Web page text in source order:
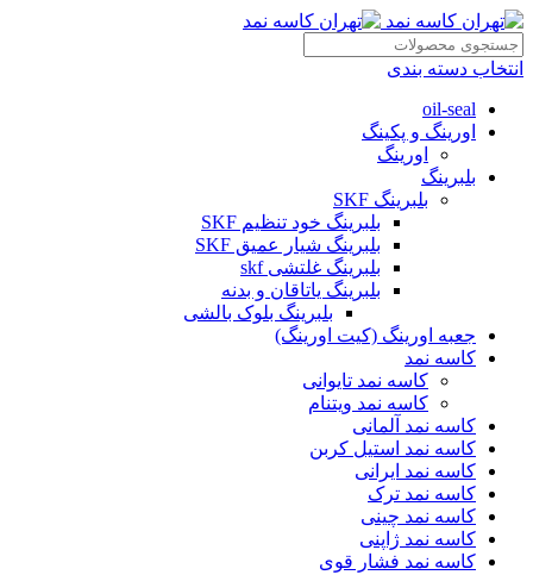
انتخاب دسته بندی
oil-seal
اورینگ و پکینگ
اورینگ
بلبرینگ
بلبرینگ SKF
بلبرینگ خود تنظیم SKF
بلبرینگ شیار عمیق SKF
بلبرینگ غلتشی skf
بلبرینگ یاتاقان و بدنه
بلبرینگ بلوک بالشی
جعبه اورینگ (کیت اورینگ)
کاسه نمد
کاسه نمد تایوانی
کاسه نمد ویتنام
کاسه نمد آلمانی
کاسه نمد استیل کربن
کاسه نمد ایرانی
کاسه نمد ترک
کاسه نمد چینی
کاسه نمد ژاپنی
کاسه نمد فشار قوی